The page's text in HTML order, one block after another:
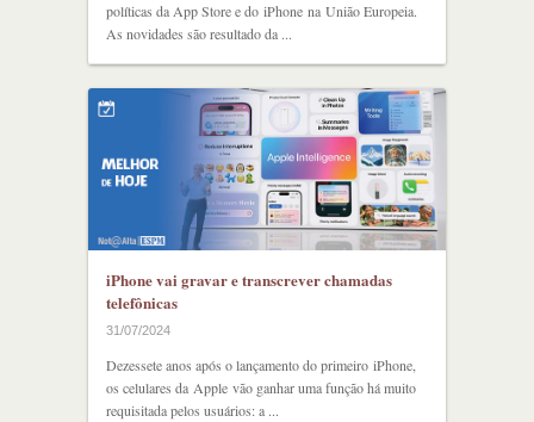
políticas da App Store e do iPhone na União Europeia.
As novidades são resultado da ...
iPhone vai gravar e transcrever chamadas
telefônicas
31/07/2024
Dezessete anos após o lançamento do primeiro iPhone,
os celulares da Apple vão ganhar uma função há muito
requisitada pelos usuários: a ...